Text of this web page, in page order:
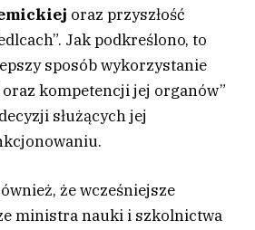
oraz przyszłość
Jak podkreślono, to
sposób wykorzystanie
kompetencji jej organów”
służących jej
że wcześniejsze
ministra nauki i szkolnictwa